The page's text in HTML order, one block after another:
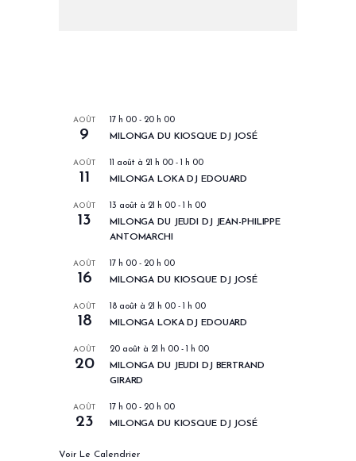
AOÛT
9
17 h 00 - 20 h 00
MILONGA DU KIOSQUE DJ JOSÉ
AOÛT
11
11 août à 21 h 00 - 1 h 00
MILONGA LOKA DJ EDOUARD
AOÛT
13
13 août à 21 h 00 - 1 h 00
MILONGA DU JEUDI DJ JEAN-PHILIPPE
ANTOMARCHI
AOÛT
16
17 h 00 - 20 h 00
MILONGA DU KIOSQUE DJ JOSÉ
AOÛT
18
18 août à 21 h 00 - 1 h 00
MILONGA LOKA DJ EDOUARD
AOÛT
20
20 août à 21 h 00 - 1 h 00
MILONGA DU JEUDI DJ BERTRAND
GIRARD
AOÛT
23
17 h 00 - 20 h 00
MILONGA DU KIOSQUE DJ JOSÉ
Voir Le Calendrier